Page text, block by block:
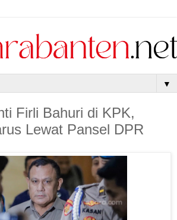
▼
Firli Bahuri di KPK,
Lewat Pansel DPR